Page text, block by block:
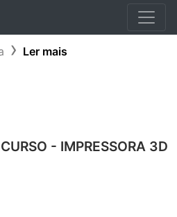
Ler mais
- IMPRESSORA 3D